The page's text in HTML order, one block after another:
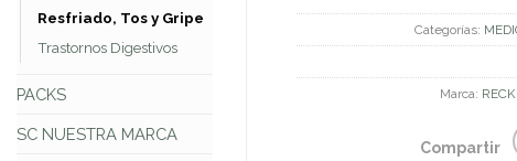
Resfriado, Tos y Gripe
Trastornos Digestivos
PACKS
SC NUESTRA MARCA
Categorías:
Marca:
Compartir